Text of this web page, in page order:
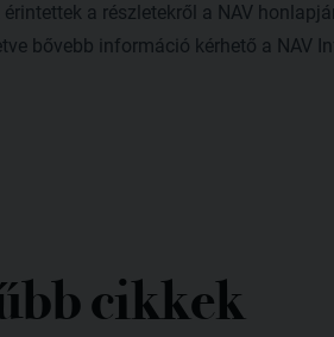
érintettek a részletekről a NAV
bővebb információ kérhető a NAV
cikkek